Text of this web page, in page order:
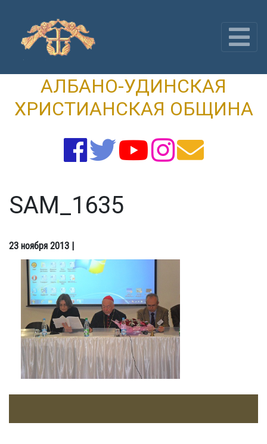
content
АЛБАНО-УДИНСКАЯ
ХРИСТИАНСКАЯ ОБЩИНА
SAM_1635
23 ноября 2013 |